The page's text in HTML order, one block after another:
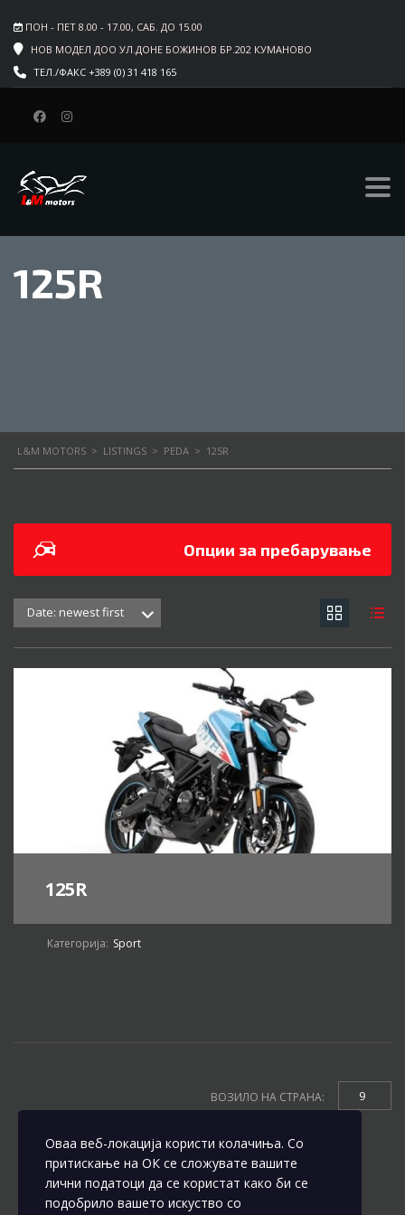
ПОН - ПЕТ 8.00 - 17.00, САБ. ДО 15.00
НОВ МОДЕЛ ДОО УЛ.ДОНЕ БОЖИНОВ БР.202 КУМАНОВО
ТЕЛ./ФАКС +389 (0) 31 418 165
125R
L&M MOTORS > LISTINGS > PEDA > 125R
Опции за пребарување
Date: newest first
125R
Категорија: Sport
ВОЗИЛО НА СТРАНА: 9
Оваа веб-локација користи колачиња. Со
притискање на ОК се сложувате вашите
лични податоци да се користат како би се
подобрило вашето искуство со